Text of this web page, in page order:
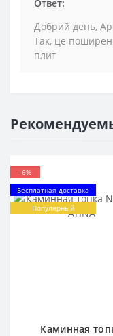
Ответ:
Добрий день,
Так, це
плит
-6%
Бесплатная доставка
Популярный
Каминная